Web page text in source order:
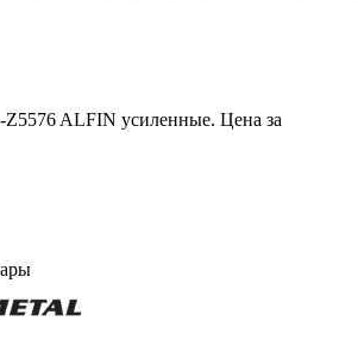
ALFIN усиленные. Цена за